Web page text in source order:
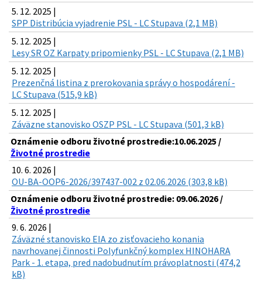
5. 12. 2025 |
SPP Distribúcia vyjadrenie PSL - LC Stupava (2,1 MB)
5. 12. 2025 |
Lesy SR OZ Karpaty pripomienky PSL - LC Stupava (2,1 MB)
5. 12. 2025 |
Prezenčná listina z prerokovania správy o hospodárení -
LC Stupava (515,9 kB)
5. 12. 2025 |
Záväzne stanovisko OSZP PSL - LC Stupava (501,3 kB)
Oznámenie odboru životné prostredie:10.06.2025 /
Životné prostredie
10. 6. 2026 |
OU-BA-OOP6-2026/397437-002 z 02.06.2026 (303,8 kB)
Oznámenie odboru životné prostredie: 09.06.2026 /
Životné prostredie
9. 6. 2026 |
Záväzné stanovisko EIA zo zisťovacieho konania
navrhovanej činnosti Polyfunkčný komplex HINOHARA
Park - 1. etapa, pred nadobudnutím právoplatnosti (474,2
kB)